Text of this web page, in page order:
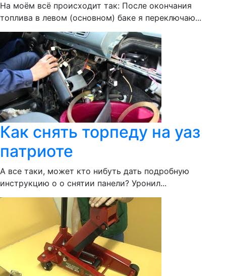
На моём всё происходит так: После окончания
топлива в левом (основном) баке я переключаю...
Как снять торпеду на уаз
патриоте
А все таки, может кто нибуть дать подробную
инструкцию о о снятии панели? Уронил...